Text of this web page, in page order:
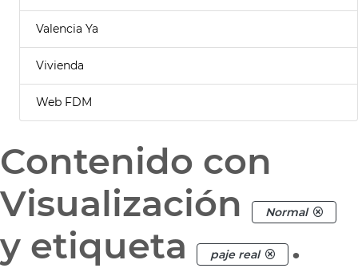
Valencia Ya
Vivienda
Web FDM
Contenido con
Visualización
Normal
y etiqueta paje real .